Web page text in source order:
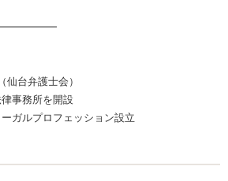
仙台弁護士会）
事務所を開設
ガルプロフェッション設立